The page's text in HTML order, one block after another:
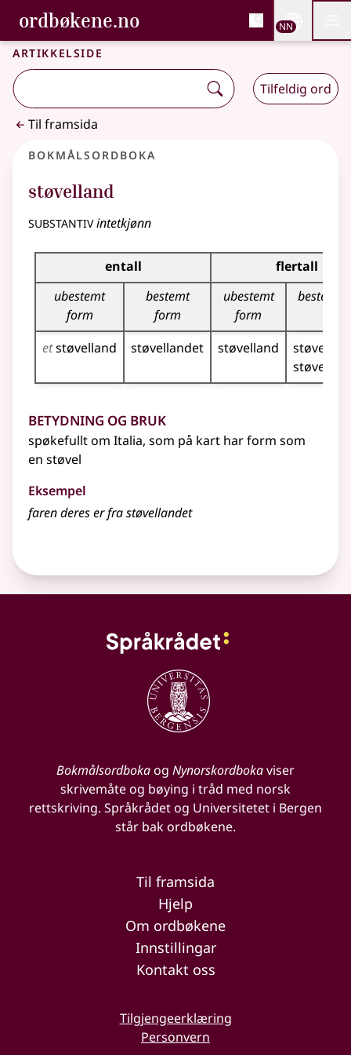
Gå til hovudinnhald
Tilgjenge
ordbøkene.no, Bokmålsordboka og
Bokmålsordboka og Nynorskordboka
NN
Artikkelside
Tilfeldig ord
Til framsida
Bokmålsordboka
støvelland
substantivintetkjønn
Bøyingstabell for dette substantivet
entall
flertall
ubestemt
form
bestemt
form
ubestemt
form
bestemt
etstøvelland støvellandet støvelland
Betydning og bruk
spøkefullt om Italia, som på kart har form som
en støvel
Eksempel
faren deres er fra støvellandet
Bokmålsordbokaog Nynorskordbokaviser
skrivemåte og bøying i tråd med norsk
rettskriving. Språkrådet og Universitetet i Bergen
står bak ordbøkene.
Til framsida
Hjelp
Om ordbøkene
Innstillingar
Kontakt oss
Tilgjengeerklæring
Personvern